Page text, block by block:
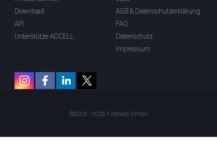
Download
API
Unterstütze ADCELL
AGB & Datenschutzerklärung
FAQ
Datenschutz
Impressum
©2003 - 2026 Firstlead GmbH